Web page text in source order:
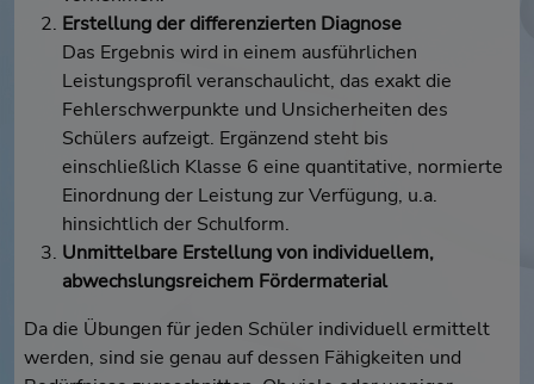
Erstellung der differenzierten Diagnose
Das Ergebnis wird in einem ausführlichen
Leistungsprofil veranschaulicht, das exakt die
Fehlerschwerpunkte und Unsicherheiten des
Schülers aufzeigt. Ergänzend steht bis
einschließlich Klasse 6 eine quantitative, normierte
Einordnung der Leistung zur Verfügung, u.a.
hinsichtlich der Schulform.
Unmittelbare Erstellung von individuellem,
abwechslungsreichem Fördermaterial
Da die Übungen für jeden Schüler individuell ermittelt
werden, sind sie genau auf dessen Fähigkeiten und